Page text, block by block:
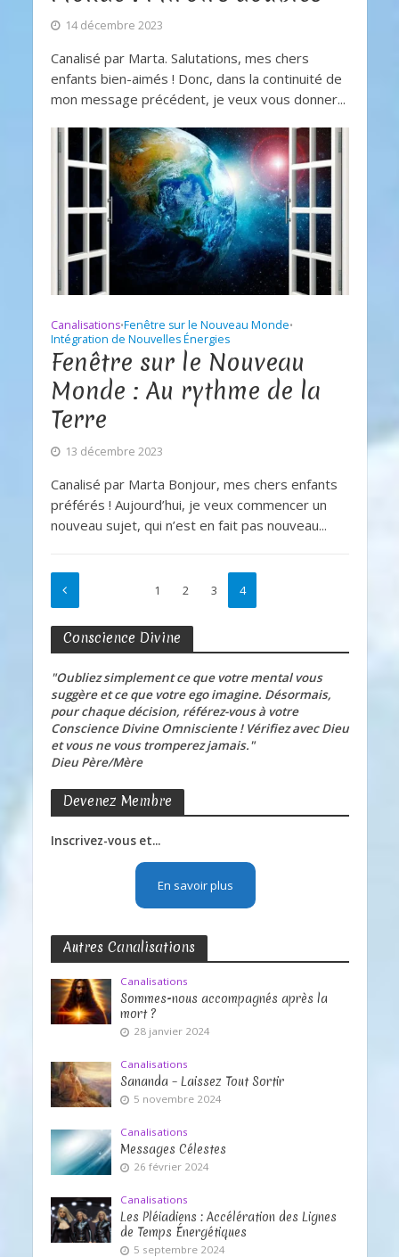
14 décembre 2023
Canalisé par Marta. Salutations, mes chers
enfants bien-aimés ! Donc, dans la continuité de
mon message précédent, je veux vous donner...
Canalisations•Fenêtre sur le Nouveau Monde•
Intégration de Nouvelles Énergies
Fenêtre sur le Nouveau
Monde : Au rythme de la
Terre
13 décembre 2023
Canalisé par Marta Bonjour, mes chers enfants
préférés ! Aujourd’hui, je veux commencer un
nouveau sujet, qui n’est en fait pas nouveau...
1 2 3 4
Conscience Divine
"Oubliez simplement ce que votre mental vous
suggère et ce que votre ego imagine. Désormais,
pour chaque décision, référez-vous à votre
Conscience Divine Omnisciente ! Vérifiez avec Dieu
et vous ne vous tromperez jamais."
Dieu Père/Mère
Devenez Membre
Inscrivez-vous et...
En savoir plus
Autres Canalisations
Canalisations
Sommes-nous accompagnés après la
mort ?
28 janvier 2024
Canalisations
Sananda – Laissez Tout Sortir
5 novembre 2024
Canalisations
Messages Célestes
26 février 2024
Canalisations
Les Pléiadiens : Accélération des Lignes
de Temps Énergétiques
5 septembre 2024